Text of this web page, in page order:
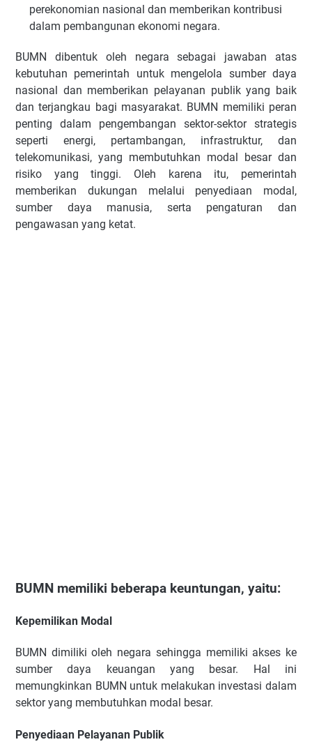
perekonomian nasional dan memberikan kontribusi
dalam pembangunan ekonomi negara.
BUMN dibentuk oleh negara sebagai jawaban atas
kebutuhan pemerintah untuk mengelola sumber daya
nasional dan memberikan pelayanan publik yang baik
dan terjangkau bagi masyarakat. BUMN memiliki peran
penting dalam pengembangan sektor-sektor strategis
seperti energi, pertambangan, infrastruktur, dan
telekomunikasi, yang membutuhkan modal besar dan
risiko yang tinggi. Oleh karena itu, pemerintah
memberikan dukungan melalui penyediaan modal,
sumber daya manusia, serta pengaturan dan
pengawasan yang ketat.
BUMN memiliki beberapa keuntungan, yaitu:
Kepemilikan Modal
BUMN dimiliki oleh negara sehingga memiliki akses ke
sumber daya keuangan yang besar. Hal ini
memungkinkan BUMN untuk melakukan investasi dalam
sektor yang membutuhkan modal besar.
Penyediaan Pelayanan Publik